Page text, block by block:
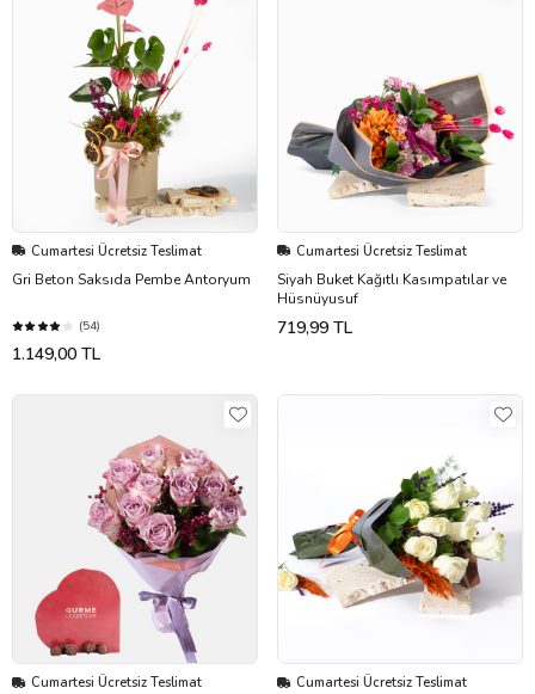
Cumartesi Ücretsiz Teslimat
Gri Beton Saksıda Pembe Antoryum
(54)
1.149,00 TL
Cumartesi Ücretsiz Teslimat
Siyah Buket Kağıtlı Kasımpatılar ve
Hüsnüyusuf
719,99 TL
Cumartesi Ücretsiz Teslimat Cumartesi Ücretsiz Teslimat